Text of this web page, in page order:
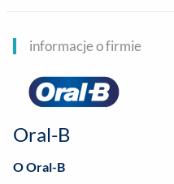
informacje o firmie
Oral-B
O Oral-B